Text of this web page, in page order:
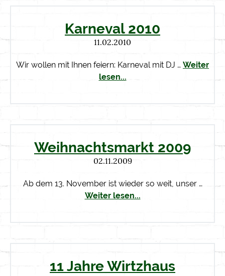
Karneval 2010
11.02.2010
Wir wollen mit Ihnen feiern: Karneval mit DJ … Weiter
lesen...
Weihnachtsmarkt 2009
02.11.2009
Ab dem 13. November ist wieder so weit, unser …
Weiter lesen...
11 Jahre Wirtzhaus